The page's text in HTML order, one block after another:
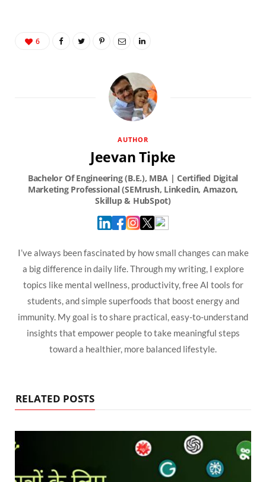
6
AUTHOR
Jeevan Tipke
I’ve always been fascinated by how small changes can make
a big difference in daily life. Through my writing, I explore
topics like mental wellness, productivity, free AI tools for
students, and simple superfoods that boost energy and
immunity. My goal is to share practical, easy-to-understand
insights that empower people to take meaningful steps
toward a healthier, more balanced lifestyle.
RELATED POSTS